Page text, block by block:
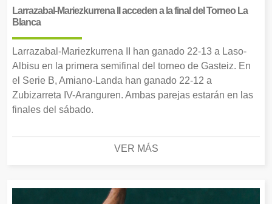
Larrazabal-Mariezkurrena II acceden a la final del Torneo La
Blanca
Larrazabal-Mariezkurrena II han ganado 22-13 a Laso-
Albisu en la primera semifinal del torneo de Gasteiz. En
el Serie B, Amiano-Landa han ganado 22-12 a
Zubizarreta IV-Aranguren. Ambas parejas estarán en las
finales del sábado.
VER MÁS